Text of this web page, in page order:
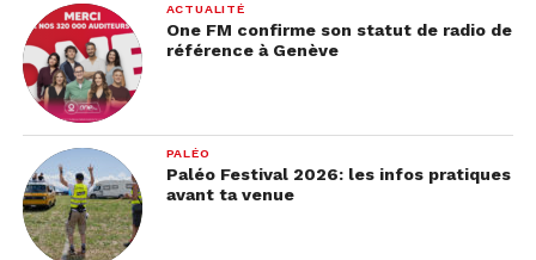
ACTUALITÉ
One FM confirme son statut de radio de
référence à Genève
PALÉO
Paléo Festival 2026: les infos pratiques
avant ta venue